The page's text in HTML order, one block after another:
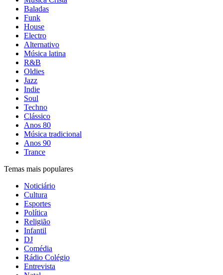
Baladas
Funk
House
Electro
Alternativo
Música latina
R&B
Oldies
Jazz
Indie
Soul
Techno
Clássico
Anos 80
Música tradicional
Anos 90
Trance
Temas mais populares
Noticiário
Cultura
Esportes
Política
Religião
Infantil
DJ
Comédia
Rádio Colégio
Entrevista